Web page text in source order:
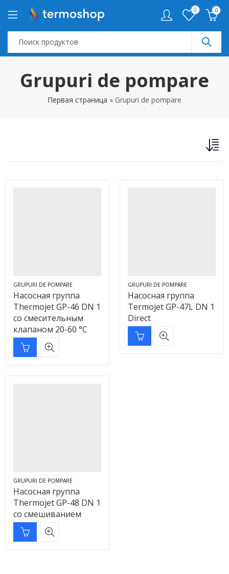
0 0
Grupuri de pompare
Первая страница » Grupuri de pompare
GRUPURI DE POMPARE
Насосная группа
Thermojet GP-46 DN 1
со смесительным
клапаном 20-60 °C
GRUPURI DE POMPARE
Насосная группа
Termojet GP-47L DN 1
Direct
GRUPURI DE POMPARE
Насосная группа
Thermojet GP-48 DN 1
со смешиванием